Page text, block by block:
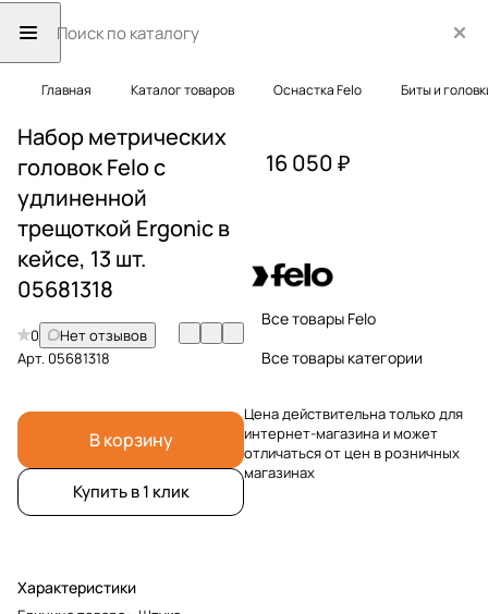
Главная Каталог товаров Оснастка Felo Биты и
Набор метрических
головок Felo с
удлиненной
трещоткой Ergonic в
кейсе, 13 шт.
05681318
0
Нет отзывов
Арт.05681318
В корзину
Купить в 1 клик
Характеристики
16 050 ₽
Все товары Felo
Все товары категории
Цена действительна только для
интернет-магазина и может
отличаться от цен в розничных
магазинах